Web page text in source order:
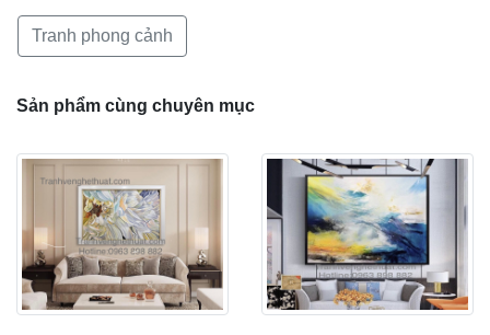
Tranh phong cảnh
Sản phẩm cùng chuyên mục